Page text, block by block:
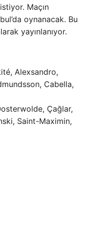
Maçın
oynanacak. Bu
yayınlanıyor.
Alexsandro,
Cabella,
Çağlar,
Saint-Maximin,